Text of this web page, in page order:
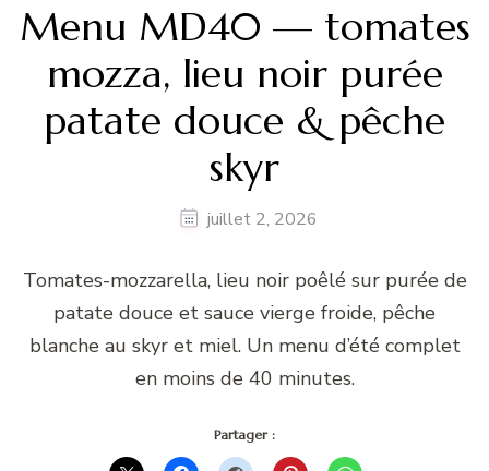
Menu MD40 — tomates
mozza, lieu noir purée
patate douce & pêche
skyr
juillet 2, 2026
Tomates-mozzarella, lieu noir poêlé sur purée de
patate douce et sauce vierge froide, pêche
blanche au skyr et miel. Un menu d’été complet
en moins de 40 minutes.
Partager :